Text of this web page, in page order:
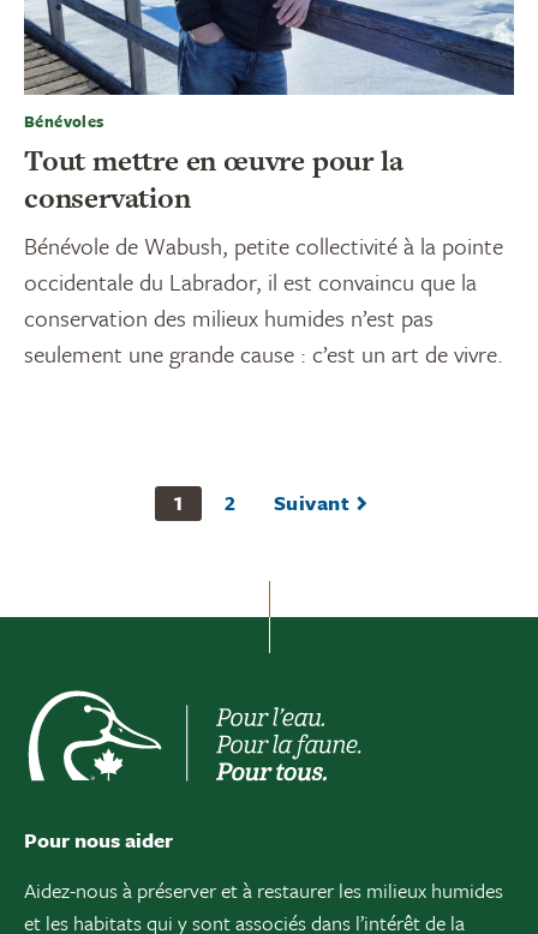
Bénévoles
Tout mettre en œuvre pour la
conservation
Bénévole de Wabush, petite collectivité à la pointe
occidentale du Labrador, il est convaincu que la
conservation des milieux humides n’est pas
seulement une grande cause : c’est un art de vivre.
1 2 Suivant
Pour nous aider
Aidez-nous à préserver et à restaurer les milieux humides
et les habitats qui y sont associés dans l’intérêt de la